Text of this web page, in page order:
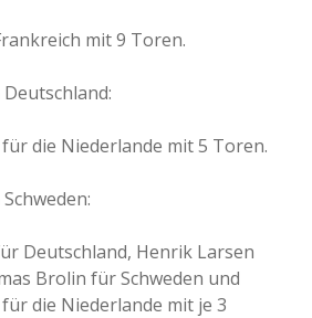
mit 9 Toren.
die Niederlande mit 5 Toren.
Deutschland, Henrik Larsen
Brolin für Schweden und
die Niederlande mit je 3